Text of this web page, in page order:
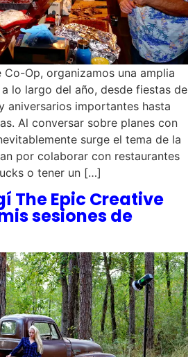
Co-Op, organizamos una amplia
lo largo del año, desde fiestas de
aniversarios importantes hasta
Al conversar sobre planes con
surge el tema de la
por colaborar con restaurantes
o tener un […]
The Epic Creative
sesiones de